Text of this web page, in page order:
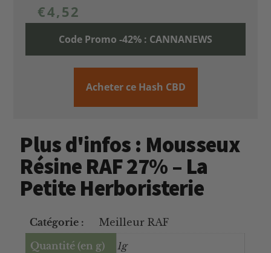
€4,52
Code Promo -42% : CANNANEWS
Acheter ce Hash CBD
Plus d'infos : Mousseux
Résine RAF 27% – La
Petite Herboristerie
Catégorie :
Meilleur RAF
Quantité (en g)
1g